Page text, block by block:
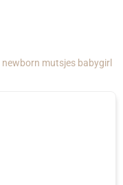
newborn mutsjes babygirl